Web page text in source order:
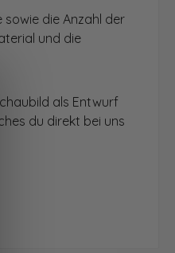
sowie die Anzahl der
und die
als Entwurf
du direkt bei uns